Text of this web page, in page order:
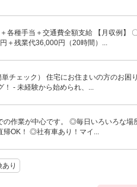
各種手当＋交通費全額支給 【月収例】
＋残業代36,000円（20時間）...
チェック） 住宅にお住まいの方のお困
！ - 未経験から始められ、...
の作業が中心です。 ◎毎日いろいろな場
帰OK！ ◎社有車あり！マイ...
り